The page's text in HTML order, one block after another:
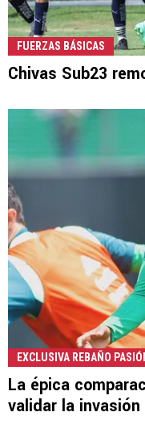
FUERZAS BÁSICAS
Chivas Sub23
EXCLUSIVA REBAÑO
La épica
validar la